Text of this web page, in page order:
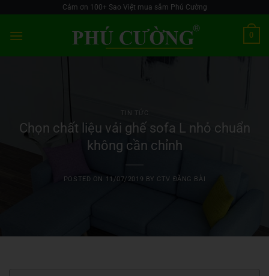
content
Cảm ơn 100+ Sao Việt mua sắm Phú Cường
0
TIN TỨC
Chọn chất liệu vải ghế sofa L nhỏ chuẩn
không cần chỉnh
POSTED ON 11/07/2019 BY CTV ĐĂNG BÀI